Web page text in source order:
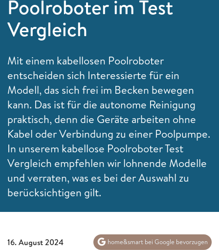
Poolroboter im Test
Vergleich
Mit einem kabellosen Poolroboter
entscheiden sich Interessierte für ein
Modell, das sich frei im Becken bewegen
kann. Das ist für die autonome Reinigung
praktisch, denn die Geräte arbeiten ohne
Kabel oder Verbindung zu einer Poolpumpe.
In unserem kabellose Poolroboter Test
Vergleich empfehlen wir lohnende Modelle
und verraten, was es bei der Auswahl zu
berücksichtigen gilt.
16. August 2024 home&smart bei Google bevorzugen